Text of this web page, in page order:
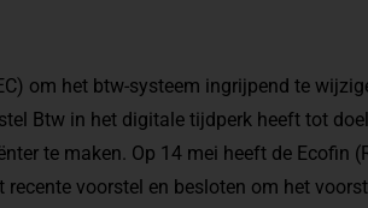
om het btw-systeem ingrijpend te
Btw in het digitale tijdperk heeft tot
te maken. Op 14 mei heeft de Ecofin
voorstel en besloten om het